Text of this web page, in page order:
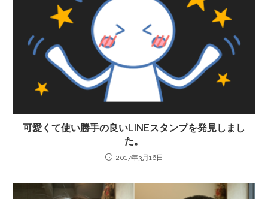
可愛くて使い勝手の良いLINEスタンプを発見しまし
た。
2017年3月16日